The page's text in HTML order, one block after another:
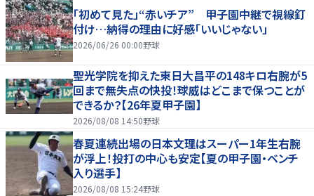
「初めて見た」“赤いチア” 甲子園中継で視線釘
付け…納得の理由に好感「いいじゃない」
2026/06/26 00:00野球
聖光学院を抑えた東日大昌平の148キロ右腕が5
回まで無失点の快投！球威はどこまで保つことが
できるか？【26年夏甲子園】
2026/08/08 14:50野球
春夏連続出場の日本文理はスーパー1年生右腕
が浮上！投打の中心も安定【夏の甲子園・ベンチ
入り選手】
2026/08/08 15:24野球